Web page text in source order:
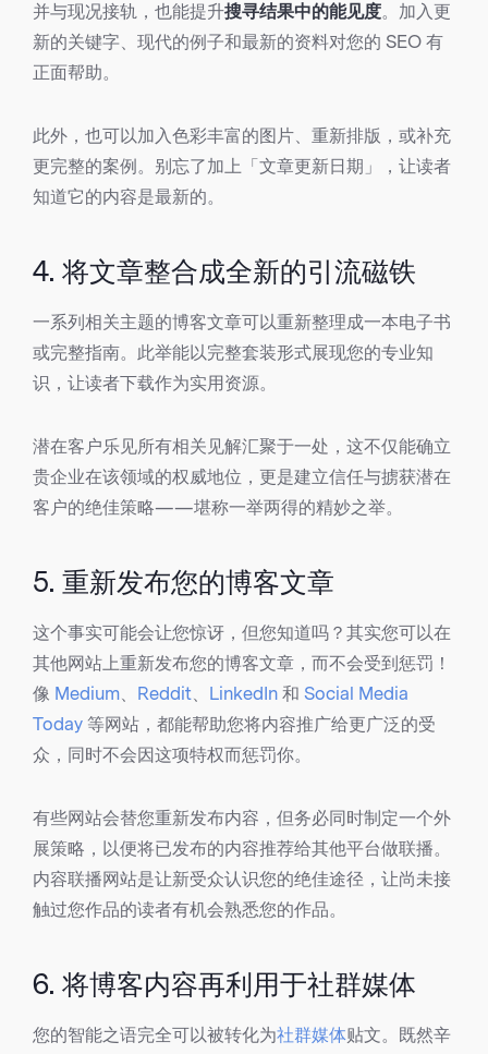
并与现况接轨，也能提升搜寻结果中的能见度。加入更
新的关键字、现代的例子和最新的资料对您的 SEO 有
正面帮助。
此外，也可以加入色彩丰富的图片、重新排版，或补充
更完整的案例。别忘了加上「文章更新日期」，让读者
知道它的内容是最新的。
4. 将文章整合成全新的引流磁铁
一系列相关主题的博客文章可以重新整理成一本电子书
或完整指南。此举能以完整套装形式展现您的专业知
识，让读者下载作为实用资源。
潜在客户乐见所有相关见解汇聚于一处，这不仅能确立
贵企业在该领域的权威地位，更是建立信任与掳获潜在
客户的绝佳策略——堪称一举两得的精妙之举。
5. 重新发布您的博客文章
这个事实可能会让您惊讶，但您知道吗？其实您可以在
其他网站上重新发布您的博客文章，而不会受到惩罚！
像 Medium、 Reddit、 LinkedIn 和 Social Media
Today 等网站，都能帮助您将内容推广给更广泛的受
众，同时不会因这项特权而惩罚你。
有些网站会替您重新发布内容，但务必同时制定一个外
展策略，以便将已发布的内容推荐给其他平台做联播。
内容联播网站是让新受众认识您的绝佳途径，让尚未接
触过您作品的读者有机会熟悉您的作品。
6. 将博客内容再利用于社群媒体
您的智能之语完全可以被转化为社群媒体贴文。既然辛